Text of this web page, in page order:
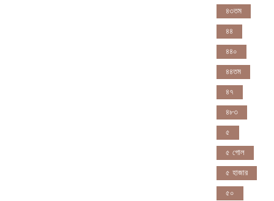
৪৩তম
৪৪
৪৪০
৪৪তম
৪৭
৪৮৩
৫
৫ গোল
৫ হাজার
৫০